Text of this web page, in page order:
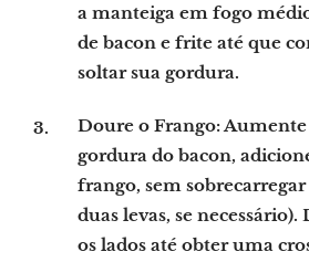
a manteiga em fogo
de bacon e frite até que
soltar sua gordura.
Doure o Frango:
gordura do bacon,
frango, sem
duas levas, se
os lados até obter uma